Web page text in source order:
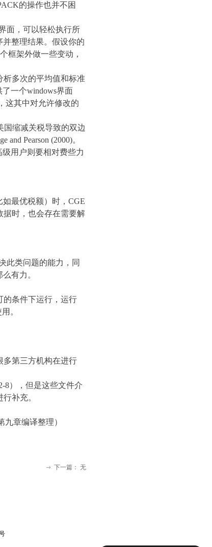
的操作也并不困
面，可以轻松执行所
整理结果。假设你的
框架外做一些变动，
析多次的平均值和标准
了一个windows界面
这其中对允许修改的
国缩减关税导致的双边
and Pearson (2000)。
级用户则要相对费些力
最优税额）时， CGE
据时，也会存在需要解
此类问题的能力，同
有力。
的条件下运行，运行
。
多第三方机构在进行
8），但是这些文件介
补充。
九章编译整理）
ꁹ 下一篇： 无